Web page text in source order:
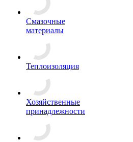
Смазочные
материалы
Теплоизоляция
Хозяйственные
принадлежности